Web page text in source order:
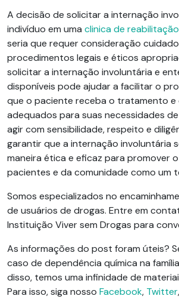
A decisão de solicitar a internação
indivíduo em uma clinica de reabilitação
seria que requer consideração
procedimentos legais e éticos
solicitar a internação involuntária e
disponíveis pode ajudar a facilitar o
que o paciente receba o tratamento e
adequados para suas necessidades
agir com sensibilidade, respeito e
garantir que a internação involuntária
maneira ética e eficaz para promover
pacientes e da comunidade como um
Somos especializados no
de usuários de drogas. Entre em
Instituição Viver sem Drogas para
As informações do post foram úteis?
caso de dependência química na
disso, temos uma infinidade de
Para isso, siga nosso Facebook, Twitter